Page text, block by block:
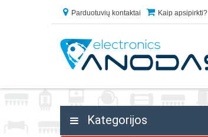
Parduotuvių kontaktai Kaip apsipirkti?
Kategorijos